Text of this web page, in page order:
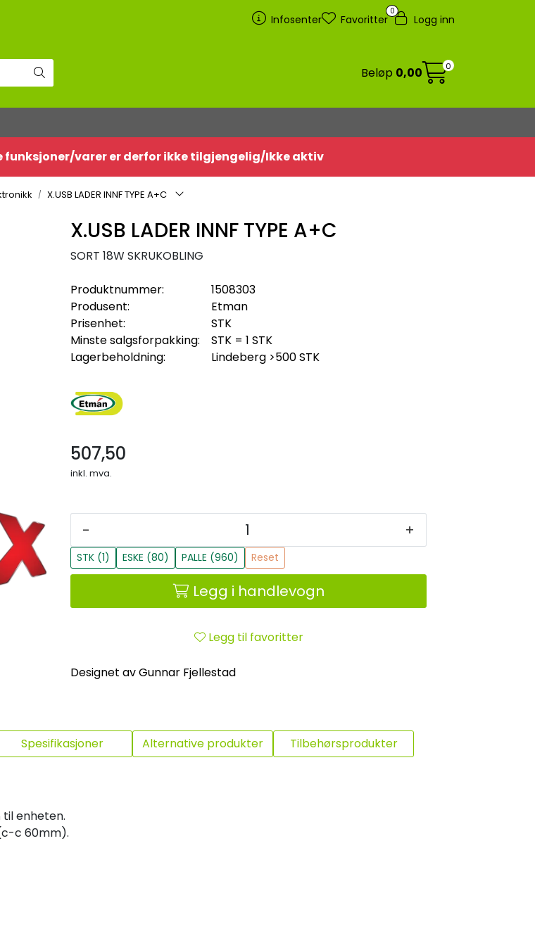
Infosenter
0
Favoritter Logg inn
Beløp 0,00 0
funksjoner/varer er derfor ikke tilgjengelig/Ikke aktiv
X.USB LADER INNF TYPE A+C
X.USB LADER INNF TYPE A+C
SORT 18W SKRUKOBLING
Produktnummer:
1508303
Produsent:
Etman
Prisenhet:
STK
Minste salgsforpakking:
STK = 1 STK
Lagerbeholdning:
Lindeberg >500 STK
507,50
inkl. mva.
- +
STK (1) ESKE (80) PALLE (960) Reset
Legg i handlevogn
Legg til favoritter
Designet av Gunnar Fjellestad
Spesifikasjoner Alternative produkter Tilbehørsprodukter
enheten.
c 60mm).